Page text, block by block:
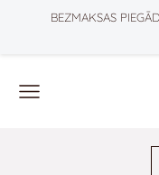
BEZMAKSAS